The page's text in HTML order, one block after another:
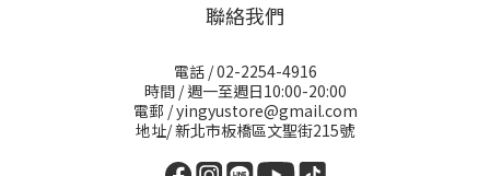
聯絡我們
電話 / 02-2254-4916
時間 / 週一至週日10:00-20:00
電郵 / yingyustore@gmail.com
地址/ 新北市板橋區文聖街215號